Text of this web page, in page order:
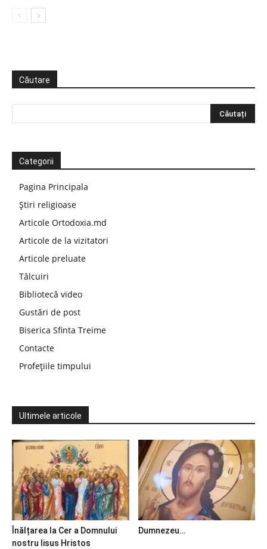
Căutare
Categorii
Pagina Principala
Știri religioase
Articole Ortodoxia.md
Articole de la vizitatori
Articole preluate
Tâlcuiri
Bibliotecă video
Gustări de post
Biserica Sfinta Treime
Contacte
Profețiile timpului
Ultimele articole
Înălțarea la Cer a Domnului
nostru Iisus Hristos
Dumnezeu…